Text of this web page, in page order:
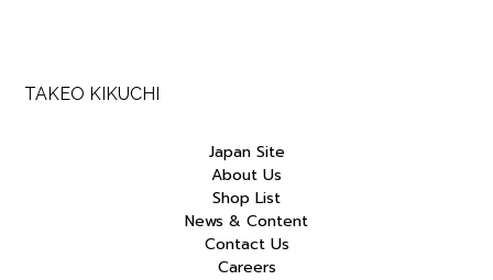
TAKEO KIKUCHI
Japan Site
About Us
Shop List
News & Content
Contact Us
Careers